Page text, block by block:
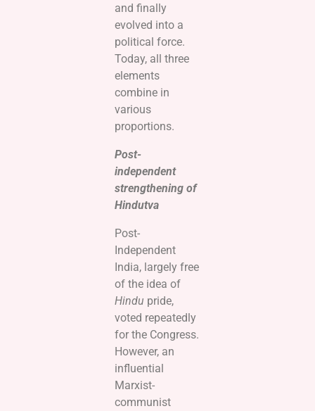
and finally
evolved into a
political force.
Today, all three
elements
combine in
various
proportions.
Post-
independent
strengthening of
Hindutva
Post-
Independent
India, largely free
of the idea of
Hindu pride,
voted repeatedly
for the Congress.
However, an
influential
Marxist-
communist